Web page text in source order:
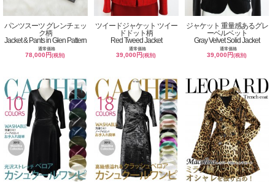
パンツスーツ グレンチェッ
ク柄
Jacket & Pants in Glen Pattern
通常価格
78,000円(税別)
ツイードジャケット ツイー
ドドット柄
Red Tweed Jacket
通常価格
39,000円(税別)
ジャケット 重量感あるグレ
ーベルベット
Gray Velvet Solid Jacket
通常価格
39,000円(税別)